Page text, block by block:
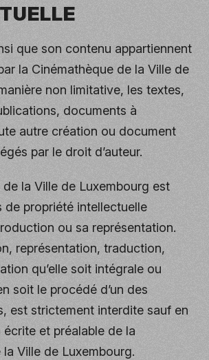
que son contenu appartiennent
la Cinémathèque de la Ville de
non limitative, les textes,
documents à
autre création ou document
par le droit d’auteur.
la Ville de Luxembourg est
de propriété intellectuelle
ou sa représentation.
représentation, traduction,
qu’elle soit intégrale ou
soit le procédé d’un des
est strictement interdite sauf en
écrite et préalable de la
Ville de Luxembourg.